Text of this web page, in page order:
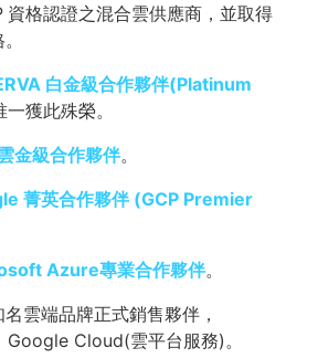
資格認證之混合雲供應商，並取得
白金級合作夥伴(Platinum
一獲此殊榮。
金級合作夥伴。
菁英合作夥伴 (GCP Premier
Azure專業合作夥伴。
雲端品牌正式銷售夥伴，
Google Cloud(雲平台服務)。